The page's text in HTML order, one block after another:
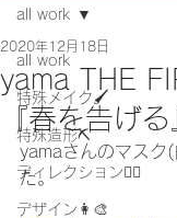
all work
特殊メイク🖌
特殊造形⛏
ディレクション👯‍♀️
デザイン👩‍🎨
all work
yama THE
『春を告げる
2020年12月18日
yamaさんのマスク
た。